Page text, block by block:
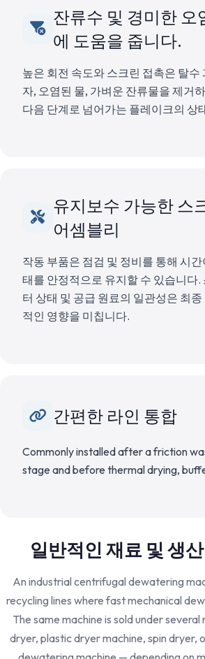
잔류수 및 경미한 오
에 도움을 줍니다.
높은 회전 속도와 스크린 접촉은 탈수
자, 오염된 물, 가벼운 잔류물을 제거
다음 단계로 넘어가는 플레이크의 상
유지보수 가능한 스
어셈블리
작동 부품은 점검 및 정비를 통해 시
태를 안정적으로 유지할 수 있습니다.
터 상태 및 공급 원료의 일관성은 최
적인 영향을 미칩니다.
간편한 라인 통합
Commonly installed after a friction
stage and before thermal drying,
일반적인 재료 및 생
An industrial centrifugal dewatering
recycling lines where fast mechanical
The same machine is sold under
dryer, plastic dryer machine, spin dryer,